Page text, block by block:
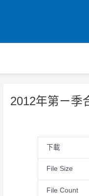
2012年第ㄧ季
下載
File Size
File Count